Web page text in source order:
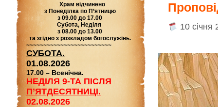
Храм відчинено
з Понеділка по П’ятницю
з 09.00 до 17.00
Субота, Неділя
з 08.00 до 13.00
та згідно з розкладом богослужінь.
~~~~~~~~~~~~~~~~~~~~~~~~~
СУБОТА.
01.08.2026
17.00 – Всенічна.
НЕДІЛЯ 9-ТА ПІСЛЯ
П’ЯТДЕСЯТНИЦІ.
02.08.2026
10 січня